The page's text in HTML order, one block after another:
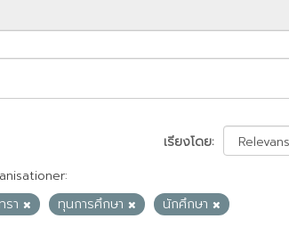
เรียงโดย
รา ทุนการศึกษา
นักศึกษา